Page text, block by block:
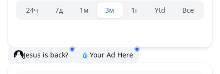
Селектор диапазона.
24ч 7д 1м 3м 1г Ytd Все
Jesus is back? Your Ad Here